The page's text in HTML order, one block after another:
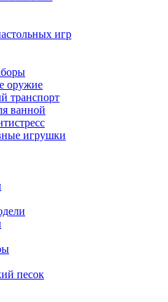
игр
оружие
транспорт
ванной
игрушки
песок